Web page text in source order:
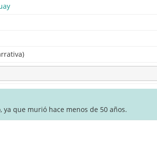
que murió hace menos de 50 años.